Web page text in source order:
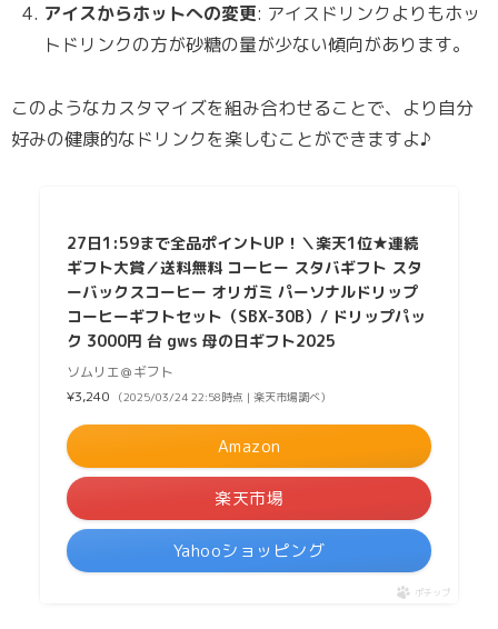
アイスからホットへの変更: アイスドリンクよりもホッ
トドリンクの方が砂糖の量が少ない傾向があります。
このようなカスタマイズを組み合わせることで、より自分
好みの健康的なドリンクを楽しむことができますよ♪
27日1:59まで全品ポイントUP！＼楽天1位★連続
ギフト大賞／送料無料 コーヒー スタバギフト スタ
ーバックスコーヒー オリガミ パーソナルドリップ
コーヒーギフトセット（SBX-30B）/ ドリップパッ
ク 3000円 台 gws 母の日ギフト2025
ソムリエ＠ギフト
¥3,240
（2025/03/24 22:58時点 | 楽天市場調べ）
Amazon
楽天市場
Yahooショッピング
ポチップ